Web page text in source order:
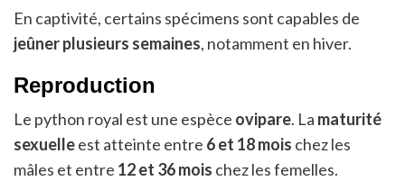
En captivité, certains spécimens sont capables de
jeûner plusieurs semaines, notamment en hiver.
Reproduction
Le python royal est une espèce ovipare. La maturité
sexuelleest atteinte entre 6 et 18 mois chez les
mâles et entre 12 et 36 mois chez les femelles.